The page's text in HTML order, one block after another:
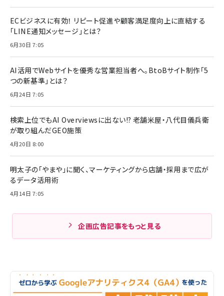
ECビジネスに有効！ リピート促進や顧客満足度向上に直結する
「LINE通知メッセージ」とは？
6月30日 7:05
AI活用でWebサイトを優秀な営業担当者へ。BtoBサイト制作「5
つの新基準」とは？
6月24日 7:05
検索上位でもAI Overviewsに出ない!? 老舗米屋・八代目儀兵衛
が取り組んだGEO施策
4月20日 8:00
明太子の「やまや」に聞く、マーケティングから店舗・採用まで広が
るデータ活用術
4月14日 7:05
企画広告記事をもっと見る